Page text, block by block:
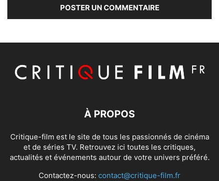
À PROPOS
Critique-film est le site de tous les passionnés de cinéma
et de séries TV. Retrouvez ici toutes les critiques,
actualités et événements autour de votre univers préféré.
Contactez-nous: contact@critique-film.fr